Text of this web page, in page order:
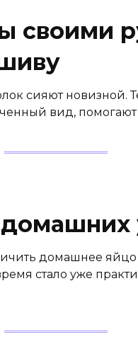
своими
сияют новизной.
вид, помогают
домашнее
стало уже